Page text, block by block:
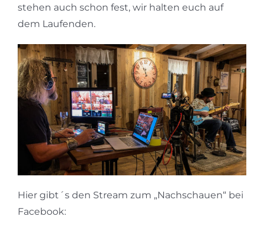
stehen auch schon fest, wir halten euch auf
dem Laufenden.
Hier gibt´s den Stream zum „Nachschauen“ bei
Facebook: